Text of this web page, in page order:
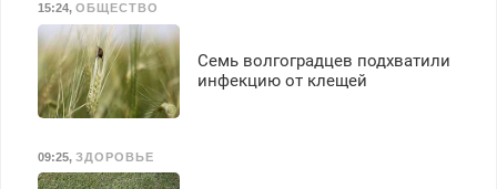
15:24, ОБЩЕСТВО
Семь волгоградцев подхватили
инфекцию от клещей
09:25, ЗДОРОВЬЕ